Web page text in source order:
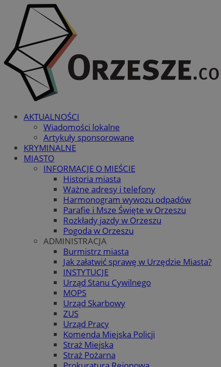
AKTUALNOŚCI
Wiadomości lokalne
Artykuły sponsorowane
KRYMINALNE
MIASTO
INFORMACJE O MIEŚCIE
Historia miasta
Ważne adresy i telefony
Harmonogram wywozu odpadów
Parafie i Msze Święte w Orzeszu
Rozkłady jazdy w Orzeszu
Pogoda w Orzeszu
ADMINISTRACJA
Burmistrz miasta
Jak załatwić sprawę w Urzędzie Miasta?
INSTYTUCJE
Urząd Stanu Cywilnego
MOPS
Urząd Skarbowy
ZUS
Urząd Pracy
Komenda Miejska Policji
Straż Miejska
Straż Pożarna